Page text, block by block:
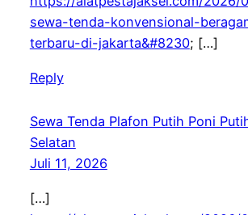
sewa-tenda-konvensional-
terbaru-di-jakarta&#8230; […]
Reply
Sewa Tenda Plafon Putih Poni
Selatan
Juli 11, 2026
[…]